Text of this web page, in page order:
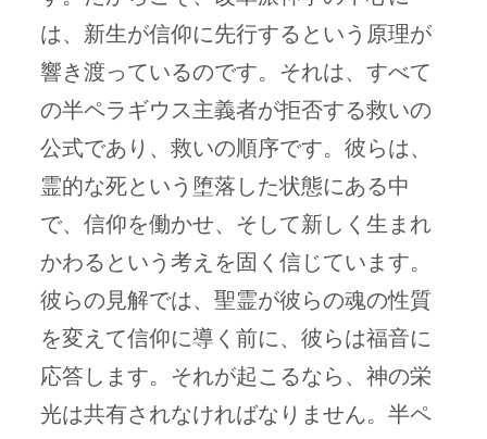
は、新生が信仰に先行するという原理が
響き渡っているのです。それは、すべて
の半ペラギウス主義者が拒否する救いの
公式であり、救いの順序です。彼らは、
霊的な死という堕落した状態にある中
で、信仰を働かせ、そして新しく生まれ
かわるという考えを固く信じています。
彼らの見解では、聖霊が彼らの魂の性質
を変えて信仰に導く前に、彼らは福音に
応答します。それが起こるなら、神の栄
光は共有されなければなりません。半ペ